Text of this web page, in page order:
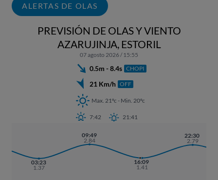
ALERTAS DE OLAS
PREVISIÓN DE OLAS Y VIENTO
AZARUJINJA, ESTORIL
07 agosto 2026 / 15:55
0.5m - 8.4s CHOPI
21 Km/h OFF
Max. 21ºc - Min. 20ºc
7:42 21:41
03:23
1.37
09:49
2.84
16:09
1.41
22:30
2.79